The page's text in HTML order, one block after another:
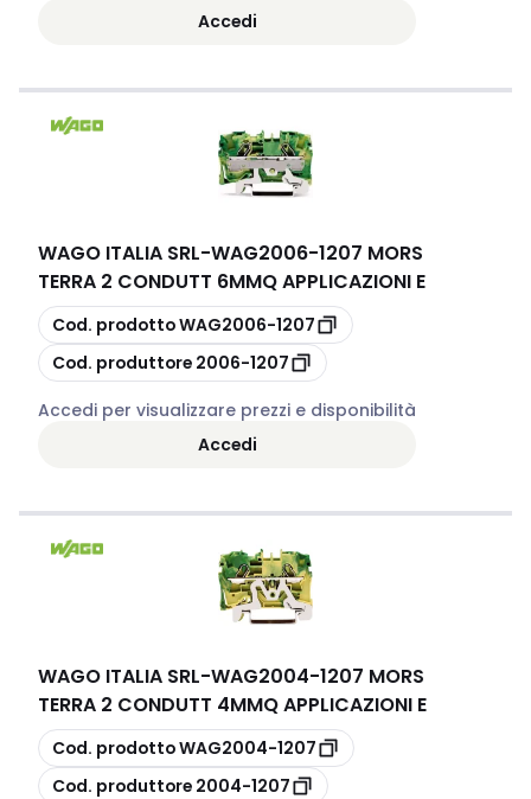
Accedi
WAGO ITALIA SRL-WAG2006-1207 MORS
TERRA 2 CONDUTT 6MMQ APPLICAZIONI E
copia
Cod. prodottoWAG2006-1207
copia
Cod. produttore 2006-1207
Accedi per visualizzare prezzi e disponibilità
Accedi
WAGO ITALIA SRL-WAG2004-1207 MORS
TERRA 2 CONDUTT 4MMQ APPLICAZIONI E
copia
Cod. prodottoWAG2004-1207
copia
Cod. produttore 2004-1207